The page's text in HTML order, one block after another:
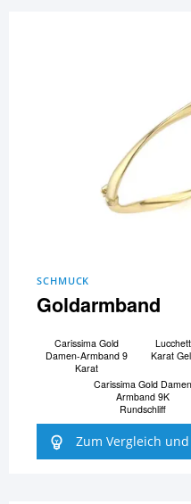
SCHMUCK
Goldarmband
Carissima Gold
Damen-Armband 9
Karat
Karat
Carissima Gold Damen
Armband 9K
Rundschliff
Zum Vergleich